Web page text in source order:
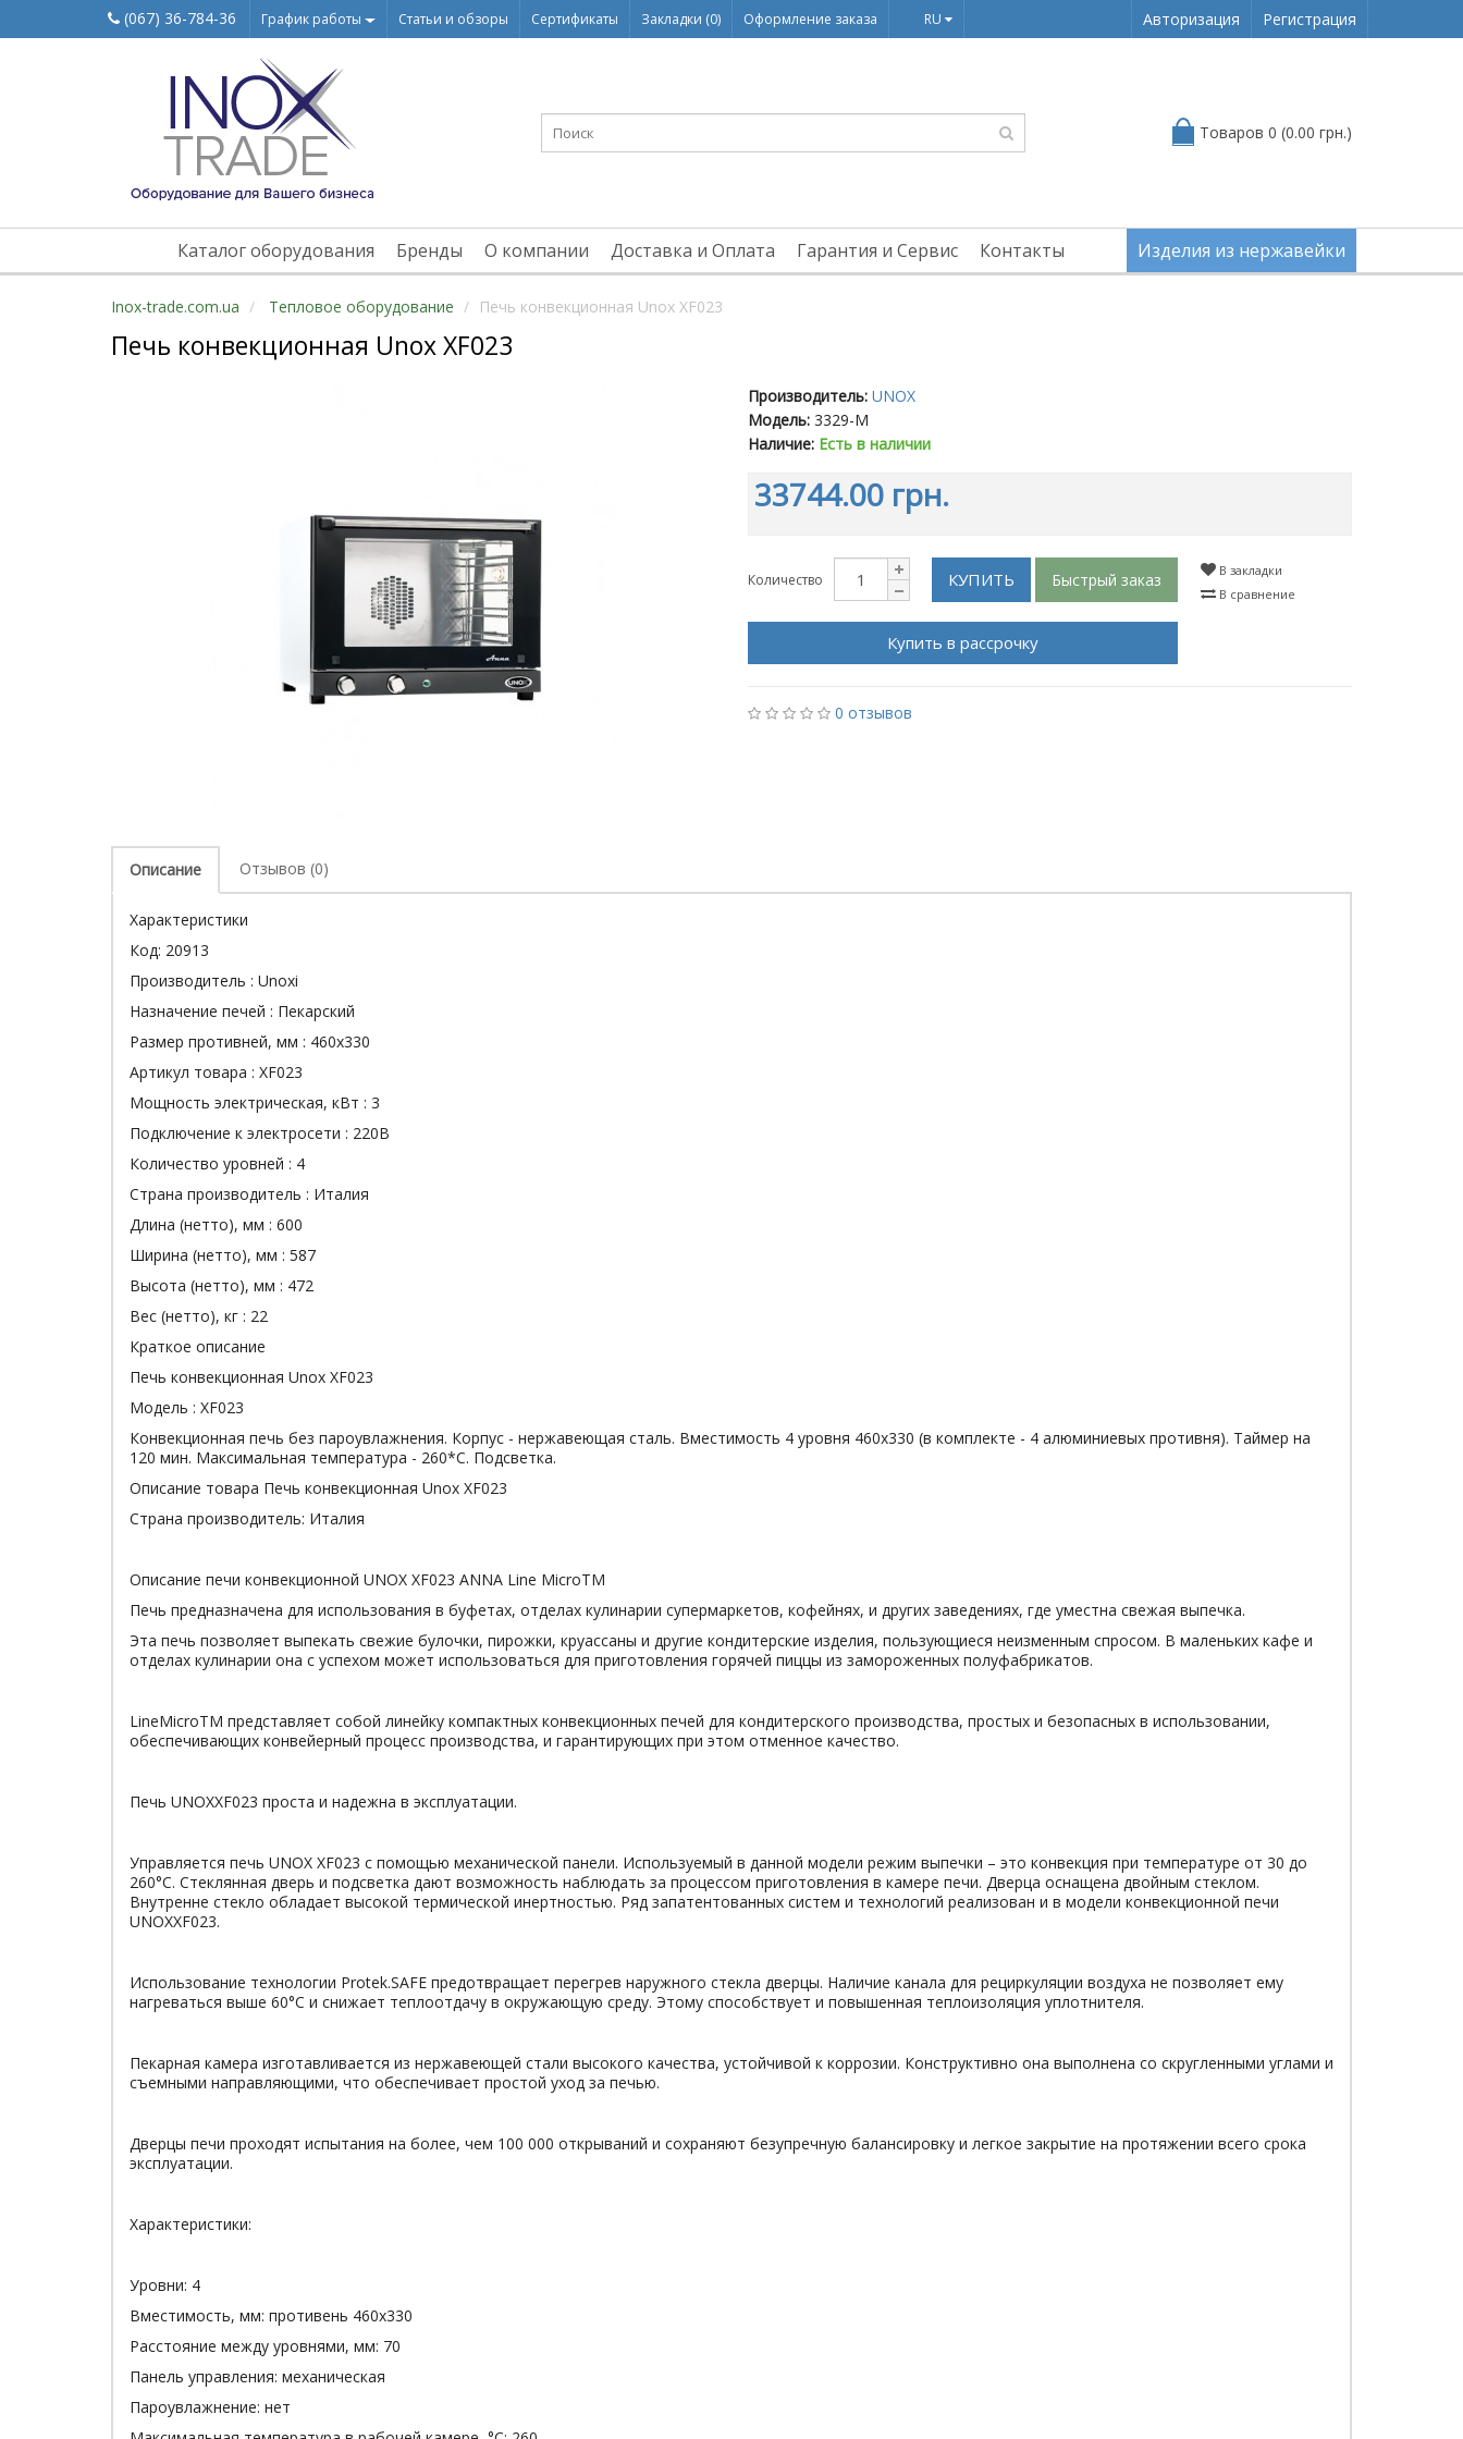
(067) 36-784-36 График работы Статьи и обзоры Сертификаты Закладки (0) Оформление заказа RU Авторизация Регистрация
Товаров 0 (0.00 грн.)
Каталог оборудования Бренды О компании Доставка и Оплата Гарантия и Сервис Контакты Изделия из нержавейки
Inox-trade.com.ua Тепловое оборудование Печь конвекционная Unox XF023
Печь конвекционная Unox XF023
Производитель: UNOX
Модель: 3329-M
Наличие: Есть в наличии
33744.00 грн.
Количество КУПИТЬ Быстрый заказ
Купить в рассрочку
В закладки
В сравнение
0 отзывов
Описание Отзывов (0)
Характеристики
Код: 20913
Производитель : Unoxi
Назначение печей : Пекарский
Размер противней, мм : 460х330
Артикул товара : XF023
Мощность электрическая, кВт : 3
Подключение к электросети : 220В
Количество уровней : 4
Страна производитель : Италия
Длина (нетто), мм : 600
Ширина (нетто), мм : 587
Высота (нетто), мм : 472
Вес (нетто), кг : 22
Краткое описание
Печь конвекционная Unox XF023
Модель : XF023
Конвекционная печь без пароувлажнения. Корпус - нержавеющая сталь. Вместимость 4 уровня 460х330 (в комплекте - 4 алюминиевых противня). Таймер на
120 мин. Максимальная температура - 260*С. Подсветка.
Описание товара Печь конвекционная Unox XF023
Страна производитель: Италия
Описание печи конвекционной UNOX XF023 ANNA Line MicroTM
Печь предназначена для использования в буфетах, отделах кулинарии супермаркетов, кофейнях, и других заведениях, где уместна свежая выпечка.
Эта печь позволяет выпекать свежие булочки, пирожки, круассаны и другие кондитерские изделия, пользующиеся неизменным спросом. В маленьких кафе и
отделах кулинарии она с успехом может использоваться для приготовления горячей пиццы из замороженных полуфабрикатов.
LineMicroTM представляет собой линейку компактных конвекционных печей для кондитерского производства, простых и безопасных в использовании,
обеспечивающих конвейерный процесс производства, и гарантирующих при этом отменное качество.
Печь UNOXXF023 проста и надежна в эксплуатации.
Управляется печь UNOX XF023 с помощью механической панели. Используемый в данной модели режим выпечки – это конвекция при температуре от 30 до
260°С. Стеклянная дверь и подсветка дают возможность наблюдать за процессом приготовления в камере печи. Дверца оснащена двойным стеклом.
Внутренне стекло обладает высокой термической инертностью. Ряд запатентованных систем и технологий реализован и в модели конвекционной печи
UNOXXF023.
Использование технологии Protek.SAFE предотвращает перегрев наружного стекла дверцы. Наличие канала для рециркуляции воздуха не позволяет ему
нагреваться выше 60°С и снижает теплоотдачу в окружающую среду. Этому способствует и повышенная теплоизоляция уплотнителя.
Пекарная камера изготавливается из нержавеющей стали высокого качества, устойчивой к коррозии. Конструктивно она выполнена со скругленными углами и
съемными направляющими, что обеспечивает простой уход за печью.
Дверцы печи проходят испытания на более, чем 100 000 открываний и сохраняют безупречную балансировку и легкое закрытие на протяжении всего срока
эксплуатации.
Характеристики:
Уровни: 4
Вместимость, мм: противень 460х330
Расстояние между уровнями, мм: 70
Панель управления: механическая
Пароувлажнение: нет